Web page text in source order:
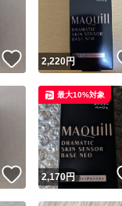
いいね！
2,220円
いいね！
2,170円
最大10%対象